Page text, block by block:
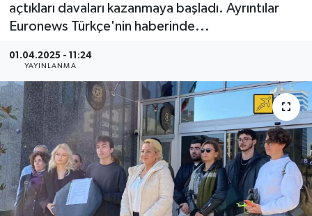
açtıkları davaları kazanmaya başladı. Ayrıntılar
Euronews Türkçe'nin haberinde...
01.04.2025 - 11:24
YAYINLANMA